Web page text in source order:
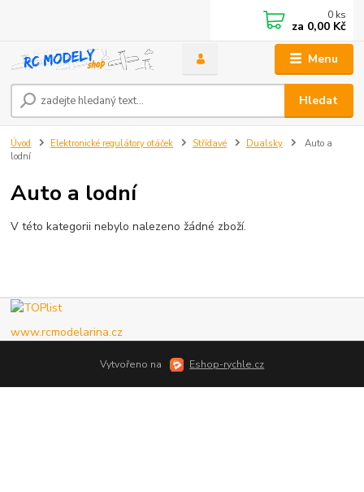
Menu
Hledat
0 ks
za 0,00 Kč
Úvod Elektronické regulátory otáček Střídavé Dualsky
Auto a
lodní
Auto a lodní
V této kategorii nebylo nalezeno žádné zboží.
www.rcmodelarina.cz
Vytvořeno na Eshop-rychle.cz